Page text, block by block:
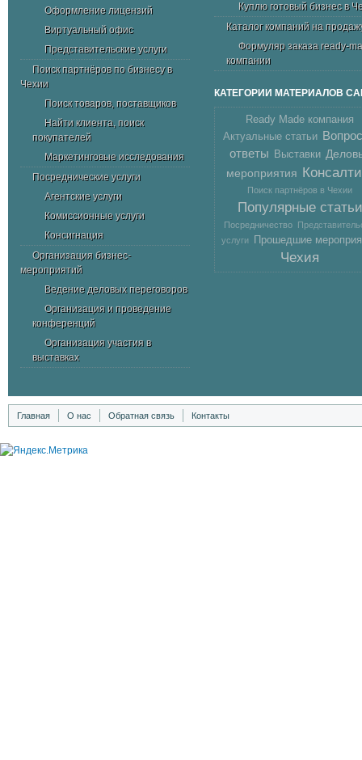
Оформление лицензий
Виртуальный офис
Представительские услуги
Поиск партнёров по бизнесу в
Чехии
Поиск товаров, поставщиков
Найти клиента, поиск
покупателей
Маркетинговые исследования
Посреднические услуги
Агентские услуги
Комиссионные услуги
Консигнация
Организация бизнес-
мероприятий
Ведение деловых переговоров
Организация и проведение
конференций
Организация участия в
выставках
Куплю готовый бизнес в
Каталог компаний на
Формуляр заказа ready-
компании
КАТЕГОРИИ МАТЕРИАЛОВ
Ready Made компания
Актуальные статьи
ответы Выставки
мероприятия
Поиск партнёров в Чехии
Популярные статьи
Посредничество
услуги
Прошедшие
Чехия
Главная О нас Обратная связь Контакты